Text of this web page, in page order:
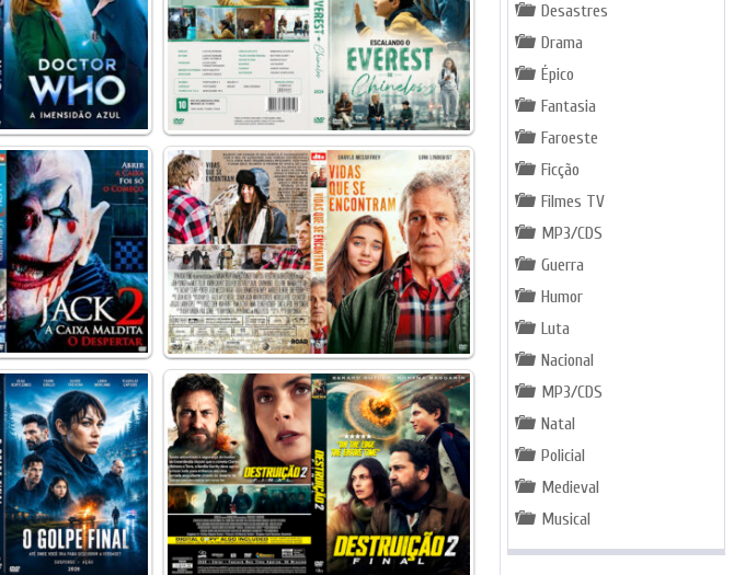
Desastres
Drama
Épico
Fantasia
Faroeste
Ficção
Filmes TV
MP3/CDS
Guerra
Humor
Luta
Nacional
MP3/CDS
Natal
Policial
Medieval
Musical